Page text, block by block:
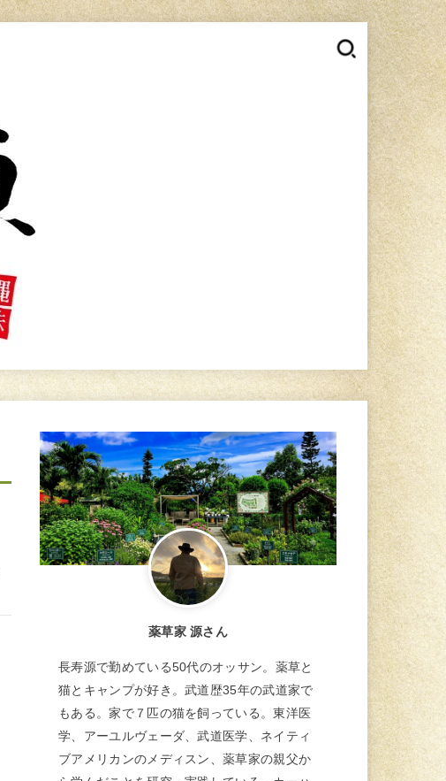
薬草家 源さん
長寿源で勤めている50代のオッサン。薬草と
猫とキャンプが好き。武道歴35年の武道家で
もある。家で７匹の猫を飼っている。東洋医
学、アーユルヴェーダ、武道医学、ネイティ
ブアメリカンのメディスン、薬草家の親父か